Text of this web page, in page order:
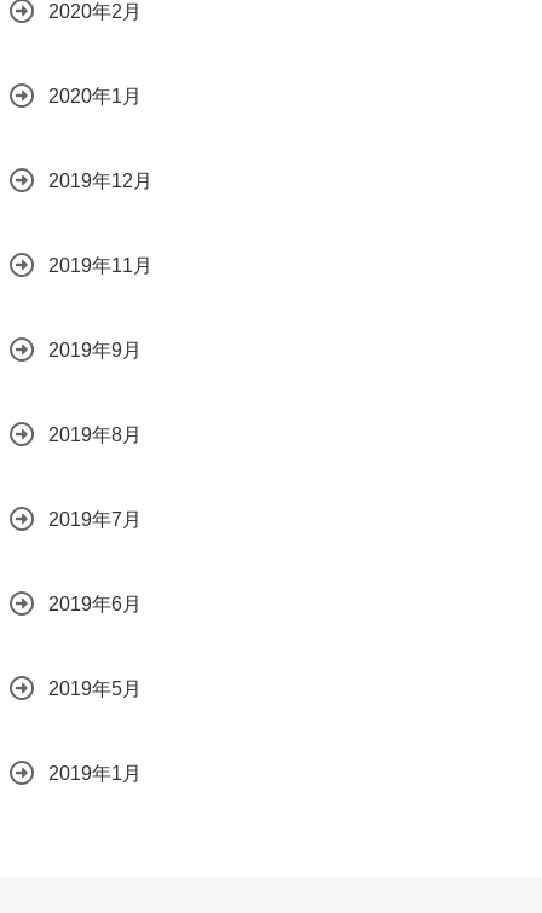
2020年2月
2020年1月
2019年12月
2019年11月
2019年9月
2019年8月
2019年7月
2019年6月
2019年5月
2019年1月